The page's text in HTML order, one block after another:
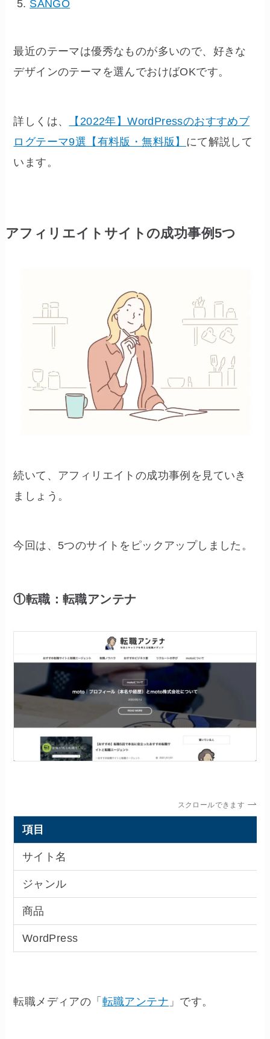
SANGO
最近のテーマは優秀なものが多いので、好きな
デザインのテーマを選んでおけばOKです。
詳しくは、
【2022年】WordPressのおすすめブ
ログテーマ9選【有料版・無料版】 にて解説して
います。
アフィリエイトサイトの成功事例5つ
続いて、アフィリエイトの成功事例を見ていき
ましょう。
今回は、5つのサイトをピックアップしました。
①転職：転職アンテナ
スクロールできます
項目
サイト名
ジャンル
商品
WordPress
転職メディアの「 転職アンテナ 」です。